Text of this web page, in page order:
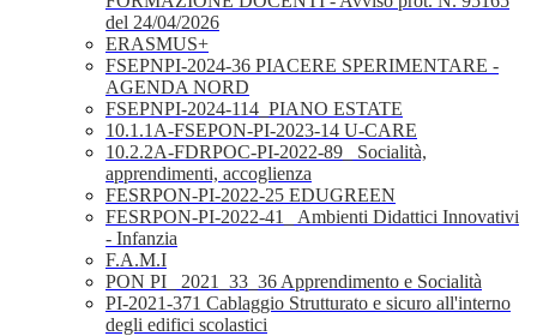
del 24/04/2026
ERASMUS+
FSEPNPI-2024-36 PIACERE SPERIMENTARE -
AGENDA NORD
FSEPNPI-2024-114_PIANO ESTATE
10.1.1A-FSEPON-PI-2023-14 U-CARE
10.2.2A-FDRPOC-PI-2022-89_ Socialità,
apprendimenti, accoglienza
FESRPON-PI-2022-25 EDUGREEN
FESRPON-PI-2022-41_ Ambienti Didattici Innovativi
- Infanzia
F.A.M.I
PON PI_ 2021_33_36 Apprendimento e Socialità
PI-2021-371 Cablaggio Strutturato e sicuro all'interno
degli edifici scolastici